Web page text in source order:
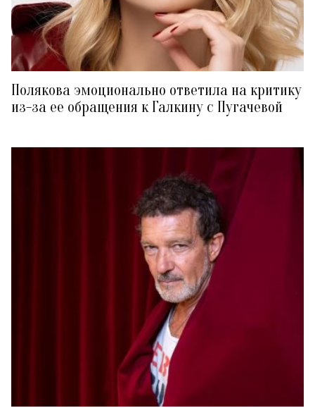
Полякова эмоционально ответила на критику
из-за ее обращения к Галкину с Пугачевой